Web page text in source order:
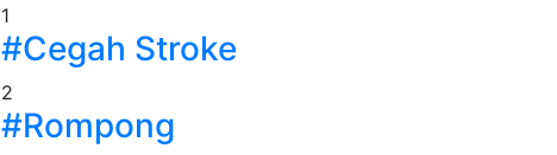
1
#Cegah Stroke
2
#Rompong